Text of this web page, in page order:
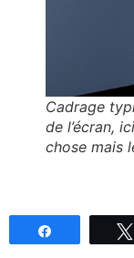
Cadrage
de l’écran,
chose mais